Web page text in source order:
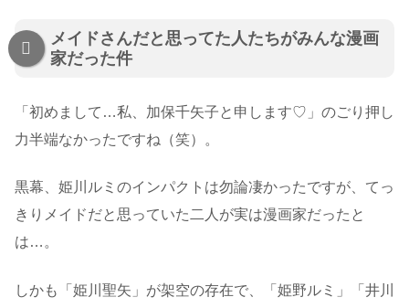
メイドさんだと思ってた人たちがみんな漫画
家だった件
「初めまして…私、加保千矢子と申します♡」のごり押し
力半端なかったですね（笑）。
黒幕、姫川ルミのインパクトは勿論凄かったですが、てっ
きりメイドだと思っていた二人が実は漫画家だったと
は…。
しかも「姫川聖矢」が架空の存在で、「姫野ルミ」「井川